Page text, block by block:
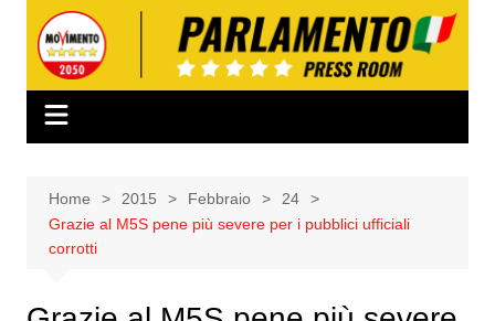
contenuto
Home 2015 Febbraio
24
Grazie al M5S pene più severe per i pubblici ufficiali
corrotti